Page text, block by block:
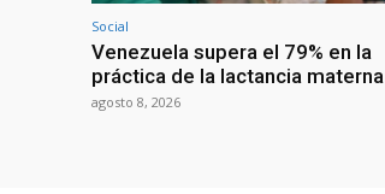
Social
Venezuela supera el 79% en la
práctica de la lactancia materna
agosto 8, 2026